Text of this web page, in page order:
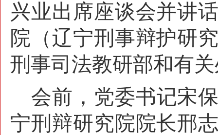
兴业出席座谈会并讲
院（辽宁刑事辩护研
刑事司法教研部和有
会前，党委书记宋
宁刑辩研究院院长邢